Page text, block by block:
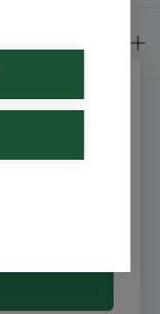
en persoonlijk